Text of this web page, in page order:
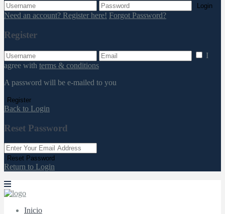
Login
Need an account? Register here! Forgot Password?
Register
I
agree with terms & conditions
A password will be e-mailed to you
Register
Back to Login
Reset Password
Reset Password
Return to Login
Inicio